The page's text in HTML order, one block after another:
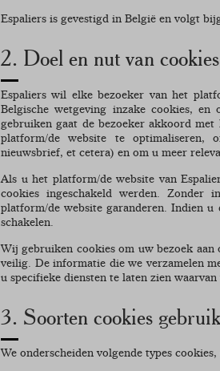
Espaliers is gevestigd in België en volgt
2. Doel en nut van cookies
Espaliers wil elke bezoeker van het
Belgische wetgeving inzake cookies,
gebruiken gaat de bezoeker akkoord
platform/de website te optimaliseren,
nieuwsbrief, et cetera) en om u meer
Als u het platform/de website van
cookies ingeschakeld werden. Zonder
platform/de website garanderen. Indien
schakelen.
Wij gebruiken cookies om uw bezoek
veilig. De informatie die we verzamelen
u specifieke diensten te laten zien
3. Soorten cookies
We onderscheiden volgende types